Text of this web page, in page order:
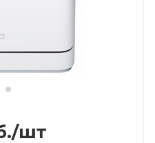
/шт